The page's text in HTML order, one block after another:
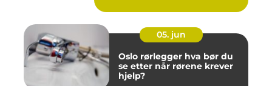
05. jun
Oslo rørlegger hva bør du
se etter når rørene krever
hjelp?